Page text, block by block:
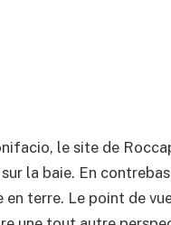
le site de
la baie. En
en terre. Le point de